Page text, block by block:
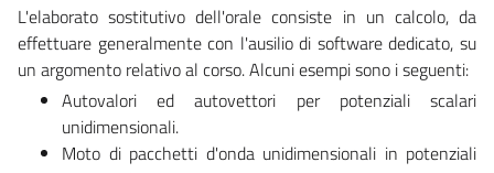
L'elaborato sostitutivo dell'orale consiste in un calcolo, da
effettuare generalmente con l'ausilio di software dedicato, su
un argomento relativo al corso. Alcuni esempi sono i seguenti:
Autovalori ed autovettori per potenziali scalari
unidimensionali.
Moto di pacchetti d'onda unidimensionali in potenziali